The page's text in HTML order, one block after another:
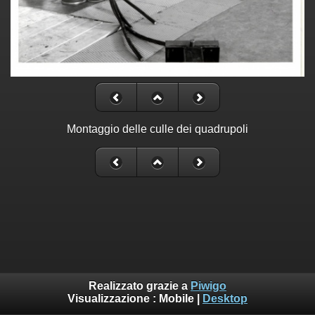
Montaggio delle culle dei quadrupoli
Realizzato grazie a Piwigo
Visualizzazione : Mobile Desktop